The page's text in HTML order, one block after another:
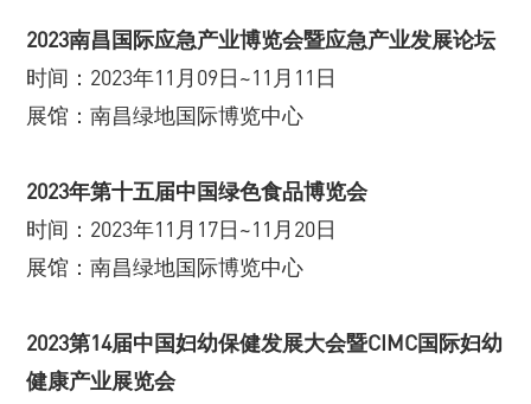
2023南昌国际应急产业博览会暨应急产业发展论坛
时间：2023年11月09日~11月11日
展馆：南昌绿地国际博览中心
2023年第十五届中国绿色食品博览会
时间：2023年11月17日~11月20日
展馆：南昌绿地国际博览中心
2023第14届中国妇幼保健发展大会暨CIMC国际妇幼
健康产业展览会